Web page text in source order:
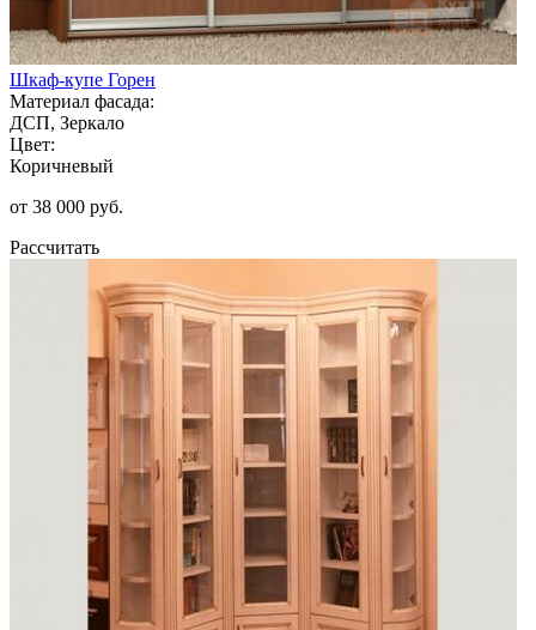
Шкаф-купе Горен
Материал фасада:
ДСП, Зеркало
Цвет:
Коричневый
от 38 000 руб.
Рассчитать